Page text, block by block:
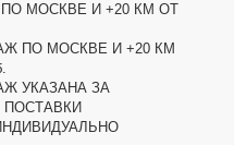
МОСКВЕ И +20 КМ ОТ
ПО МОСКВЕ И +20 КМ
УКАЗАНА ЗА